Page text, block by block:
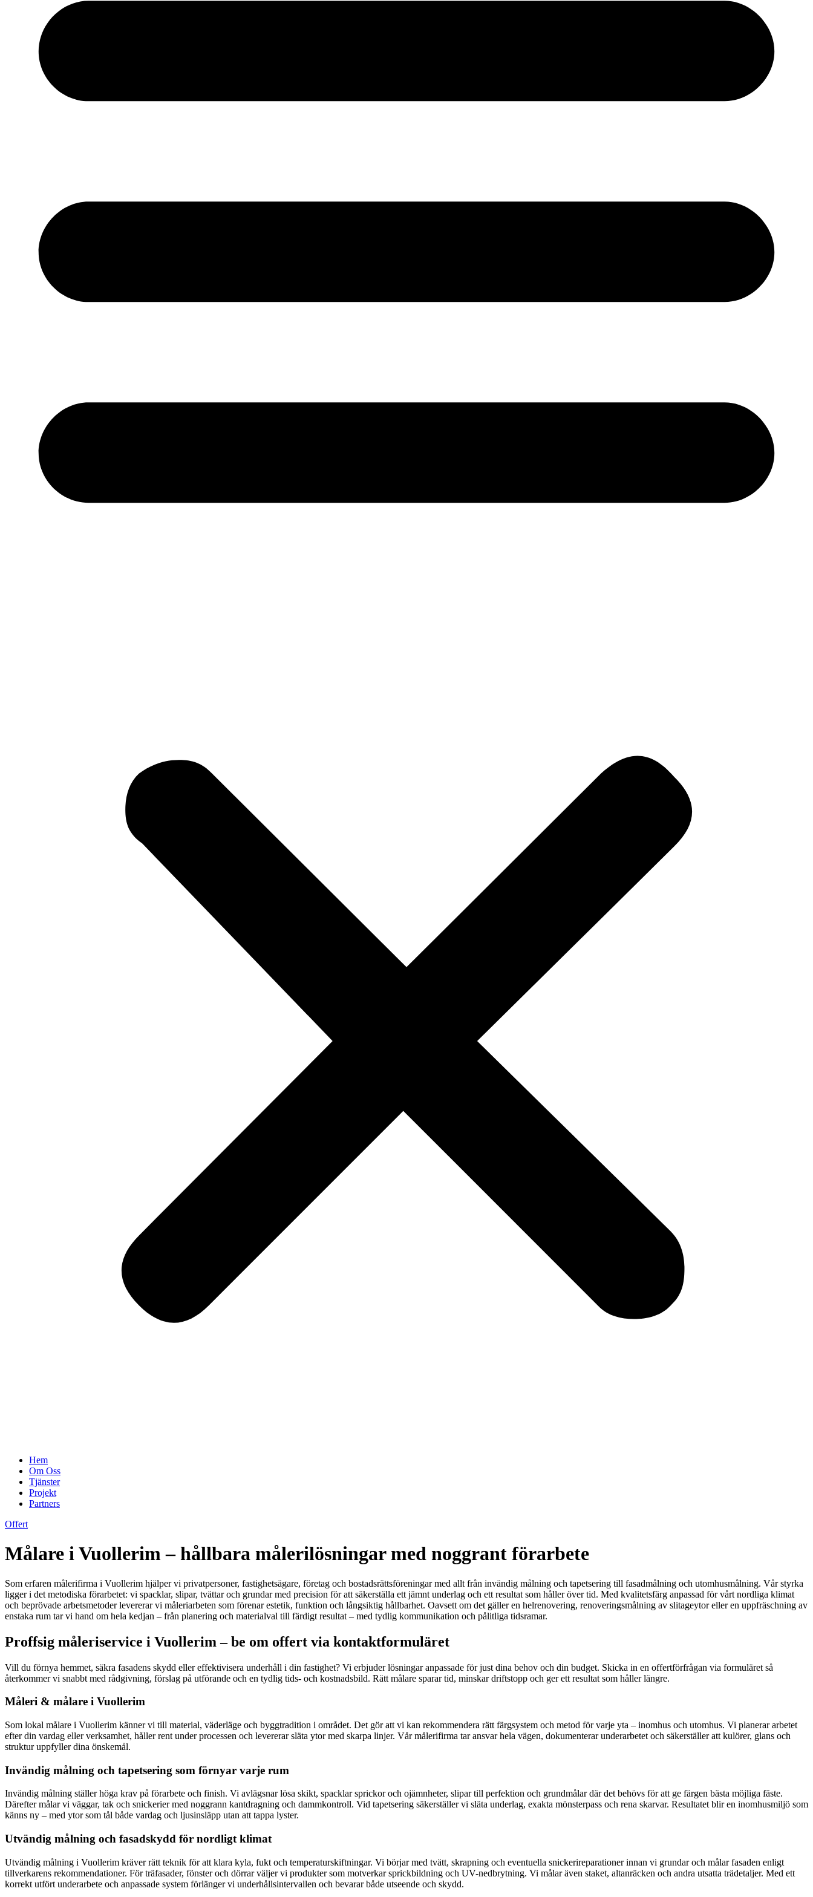
Hem
Om Oss
Tjänster
Projekt
Partners
Offert
Målare i Vuollerim – hållbara målerilösningar med noggrant förarbete
Som erfaren målerifirma i Vuollerim hjälper vi privatpersoner, fastighetsägare, företag och bostadsrättsföreningar med allt från invändig målning och tapetsering till fasadmålning och utomhusmålning. Vår styrka
ligger i det metodiska förarbetet: vi spacklar, slipar, tvättar och grundar med precision för att säkerställa ett jämnt underlag och ett resultat som håller över tid. Med kvalitetsfärg anpassad för vårt nordliga klimat
och beprövade arbetsmetoder levererar vi måleriarbeten som förenar estetik, funktion och långsiktig hållbarhet. Oavsett om det gäller en helrenovering, renoveringsmålning av slitageytor eller en uppfräschning av
enstaka rum tar vi hand om hela kedjan – från planering och materialval till färdigt resultat – med tydlig kommunikation och pålitliga tidsramar.
Proffsig måleriservice i Vuollerim – be om offert via kontaktformuläret
Vill du förnya hemmet, säkra fasadens skydd eller effektivisera underhåll i din fastighet? Vi erbjuder lösningar anpassade för just dina behov och din budget. Skicka in en offertförfrågan via formuläret så
återkommer vi snabbt med rådgivning, förslag på utförande och en tydlig tids- och kostnadsbild. Rätt målare sparar tid, minskar driftstopp och ger ett resultat som håller längre.
Måleri & målare i Vuollerim
Som lokal målare i Vuollerim känner vi till material, väderläge och byggtradition i området. Det gör att vi kan rekommendera rätt färgsystem och metod för varje yta – inomhus och utomhus. Vi planerar arbetet
efter din vardag eller verksamhet, håller rent under processen och levererar släta ytor med skarpa linjer. Vår målerifirma tar ansvar hela vägen, dokumenterar underarbetet och säkerställer att kulörer, glans och
struktur uppfyller dina önskemål.
Invändig målning och tapetsering som förnyar varje rum
Invändig målning ställer höga krav på förarbete och finish. Vi avlägsnar lösa skikt, spacklar sprickor och ojämnheter, slipar till perfektion och grundmålar där det behövs för att ge färgen bästa möjliga fäste.
Därefter målar vi väggar, tak och snickerier med noggrann kantdragning och dammkontroll. Vid tapetsering säkerställer vi släta underlag, exakta mönsterpass och rena skarvar. Resultatet blir en inomhusmiljö som
känns ny – med ytor som tål både vardag och ljusinsläpp utan att tappa lyster.
Utvändig målning och fasadskydd för nordligt klimat
Utvändig målning i Vuollerim kräver rätt teknik för att klara kyla, fukt och temperaturskiftningar. Vi börjar med tvätt, skrapning och eventuella snickerireparationer innan vi grundar och målar fasaden enligt
tillverkarens rekommendationer. För träfasader, fönster och dörrar väljer vi produkter som motverkar sprickbildning och UV-nedbrytning. Vi målar även staket, altanräcken och andra utsatta trädetaljer. Med ett
korrekt utfört underarbete och anpassade system förlänger vi underhållsintervallen och bevarar både utseende och skydd.